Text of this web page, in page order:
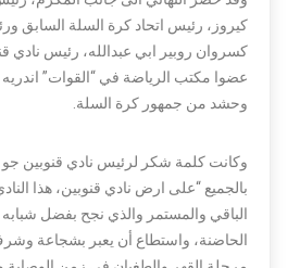
كيروز، رئيس اتحاد كرة السلة السابق
كسروان روبير ابي عبدالله، رئيس نادي
عضوا مكتب الرياضة في “القوات”
وحشد من جمهور كرة السلة.
وكانت كلمة شكر لرئيس نادي قنوبين
بالجميع “على ارض نادي قنوبين، هذا
الباقي والمستمر والذي نجح بفضل شبابه
الحاضنة، واستطاع أن يعبر بشجاعة